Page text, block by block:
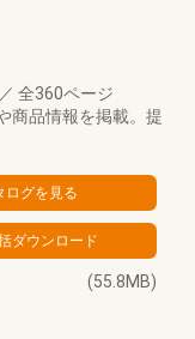
／ 全360ページ
商品情報を掲載。提
(55.8MB)